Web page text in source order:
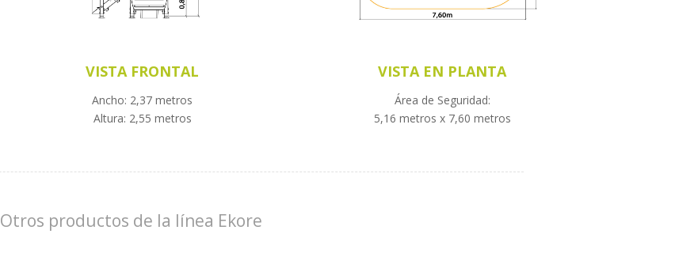
VISTA FRONTAL
Ancho: 2,37 metros
Altura: 2,55 metros
VISTA EN PLANTA
Área de Seguridad:
5,16 metros x 7,60 metros
Otros productos de la línea Ekore